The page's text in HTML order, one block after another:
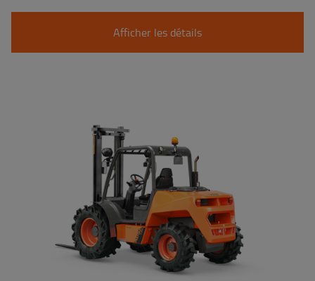
Afficher les détails